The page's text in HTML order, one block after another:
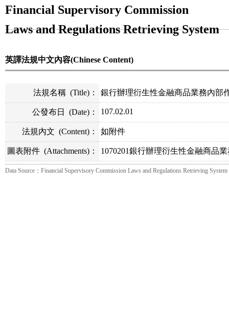
Financial Supervisory Commission
Laws and Regulations Retrieving System
英譯法規中文內容(Chinese Content)
法規名稱 (Title)： 銀行辦理衍生性金融商品業務內部
公發布日 (Date)： 107.02.01
法規內文 (Content)： 如附件
圖表附件 (Attachments)： 1070201銀行辦理衍生性金融商品
Data Source：Financial Supervisory Commission Laws and Regulations Retrieving System